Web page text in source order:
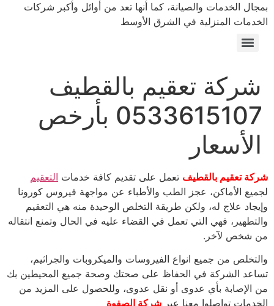
بمجال الخدمات والصيانة، كما أنها تعد من أوائل وأكبر شركات
الخدمات المنزلية في الشرق الأوسط
شركة تعقيم بالقطيف
0533615107 بأرخص
الأسعار
شركة تعقيم بالقطيف تعمل على تقديم كافة خدمات التعقيم
لجميع الأماكن، عجز الطب والأطباء عن مواجهة فيروس كورونا
وإيجاد علاج له، ولكن طريقة التخلص الوحيدة منه هي التعقيم
والتطهير، فهي التي تعمل في القضاء عليه في الحال وتمنع انتقاله
من شخص لآخر.
والتخلص من جميع انواع الفيروسات والميكروبات والجراثيم،
تساعد الشركة في الحفاظ على صحتك وصحة جميع المحيطين بك
من الإصابة بأي عدوى أو نقل عدوى، وللحصول على المزيد من
الخدمات تواصلوا معنا عبر شركة الصفوة